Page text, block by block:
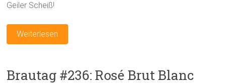
Geiler Scheiß!
Weiterlesen
Brautag #236: Rosé Brut Blanc